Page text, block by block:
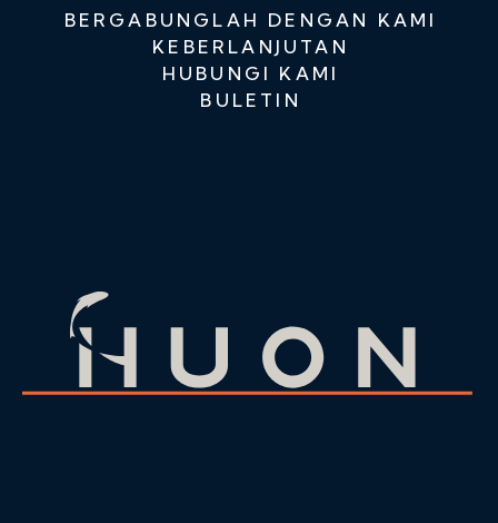
BERGABUNGLAH DENGAN KAMI
KEBERLANJUTAN
HUBUNGI KAMI
BULETIN